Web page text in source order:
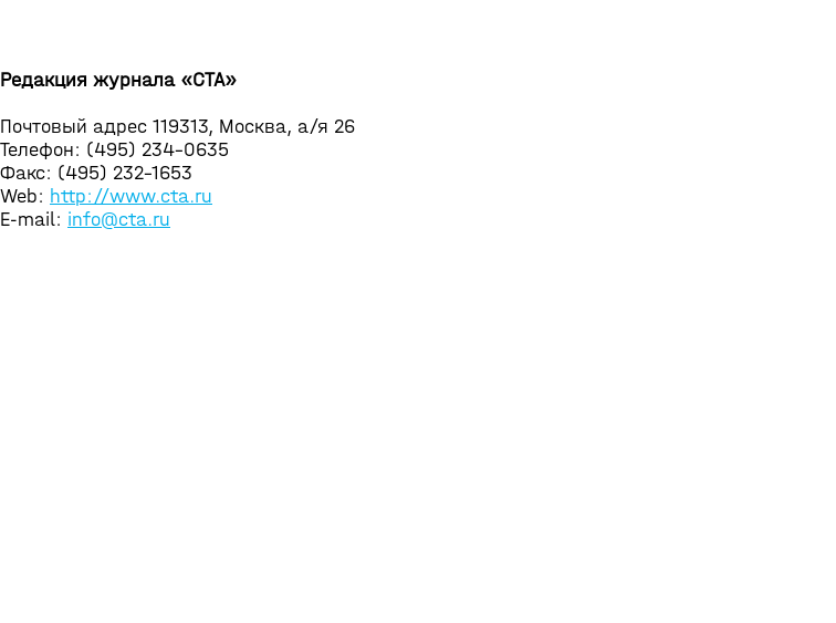
Редакция журнала «СТА»
Почтовый адрес 119313, Москва, а/я 26
Телефон: (495) 234-0635
Факс: (495) 232-1653
Web: http://www.cta.ru
E-mail: info@cta.ru